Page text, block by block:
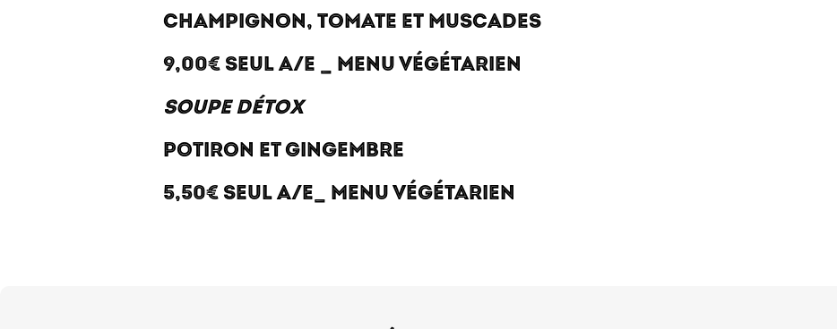
CHAMPIGNON, TOMATE ET MUSCADES
9,00€ SEUL A/E _ MENU VÉGÉTARIEN
SOUPE DÉTOX
POTIRON ET GINGEMBRE
5,50€ SEUL A/E_ MENU VÉGÉTARIEN